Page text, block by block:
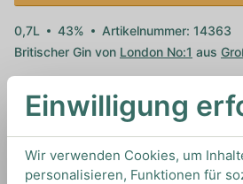
0,7L 43%
Artikelnummer: 14363
Britischer Gin von London No:1 aus
HOW TO DRINK
Einwilligung
Wir verwenden Cookies, um
personalisieren, Funktionen für